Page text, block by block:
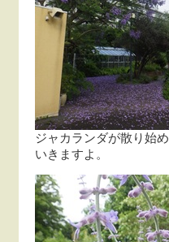
ジャカランダが散り始
いきますよ。